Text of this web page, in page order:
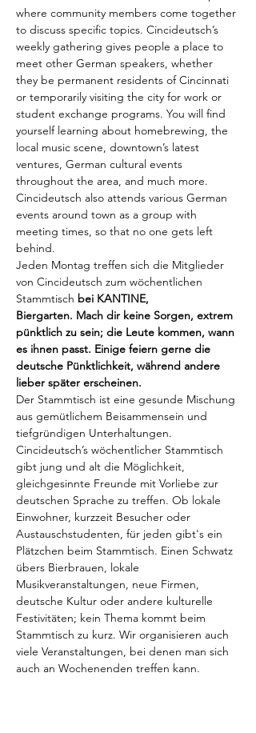
where community members come together
to discuss specific topics. Cincideutsch’s
weekly gathering gives people a place to
meet other German speakers, whether
they be permanent residents of Cincinnati
or temporarily visiting the city for work or
student exchange programs. You will find
yourself learning about homebrewing, the
local music scene, downtown’s latest
ventures, German cultural events
throughout the area, and much more.
Cincideutsch also attends various German
events around town as a group with
meeting times, so that no one gets left
behind.
Jeden Montag treffen sich die Mitglieder
von Cincideutsch zum wöchentlichen
Stammtisch bei KANTINE,
Biergarten. Mach dir keine Sorgen, extrem
pünktlich zu sein; die Leute kommen, wann
es ihnen passt. Einige feiern gerne die
deutsche Pünktlichkeit, während andere
lieber später erscheinen.
Der Stammtisch ist eine gesunde Mischung
aus gemütlichem Beisammensein und
tiefgründigen Unterhaltungen.
Cincideutsch’s wöchentlicher Stammtisch
gibt jung und alt die Möglichkeit,
gleichgesinnte Freunde mit Vorliebe zur
deutschen Sprache zu treffen. Ob lokale
Einwohner, kurzzeit Besucher oder
Austauschstudenten, für jeden gibt's ein
Plätzchen beim Stammtisch. Einen Schwatz
übers Bierbrauen, lokale
Musikveranstaltungen, neue Firmen,
deutsche Kultur oder andere kulturelle
Festivitäten; kein Thema kommt beim
Stammtisch zu kurz. Wir organisieren auch
viele Veranstaltungen, bei denen man sich
auch an Wochenenden treffen kann.